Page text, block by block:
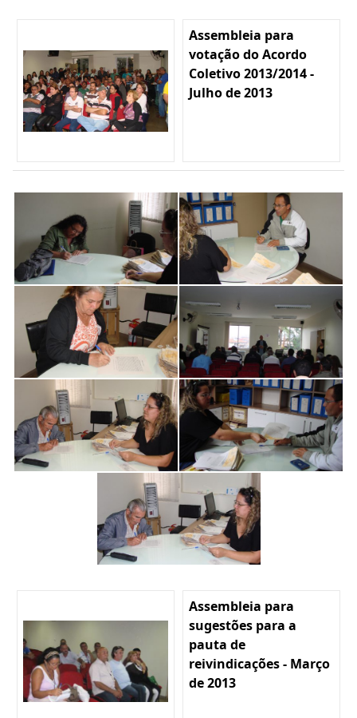
Assembleia para
votação do Acordo
Coletivo 2013/2014 -
Julho de 2013
Assembleia para
sugestões para a
pauta de
reivindicações - Março
de 2013